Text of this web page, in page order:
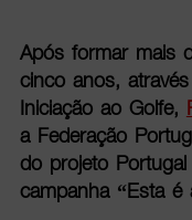
Após formar mais
cinco anos,
Iniciação ao Golfe,
a Federação
do projeto
campanha “Esta é